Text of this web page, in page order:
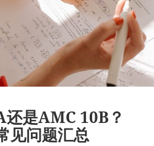
是AMC 10B？
见问题汇总